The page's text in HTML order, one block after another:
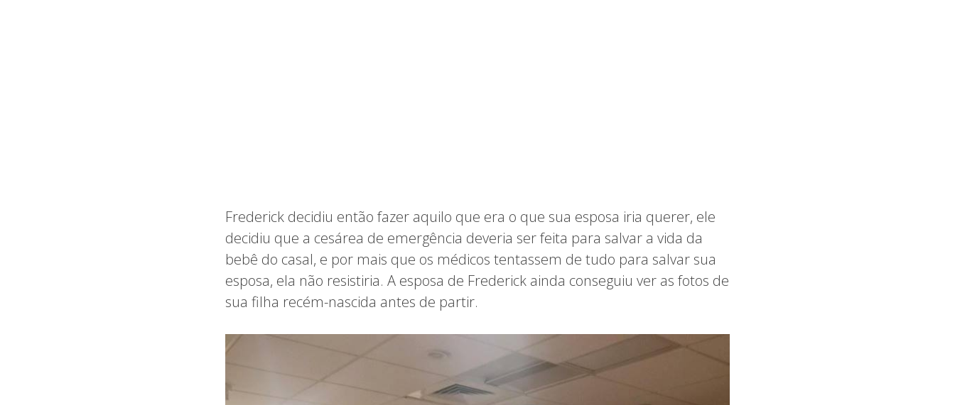
Frederick decidiu então fazer aquilo que era o que sua esposa iria querer, ele
decidiu que a cesárea de emergência deveria ser feita para salvar a vida da
bebê do casal, e por mais que os médicos tentassem de tudo para salvar sua
esposa, ela não resistiria. A esposa de Frederick ainda conseguiu ver as fotos de
sua filha recém-nascida antes de partir.